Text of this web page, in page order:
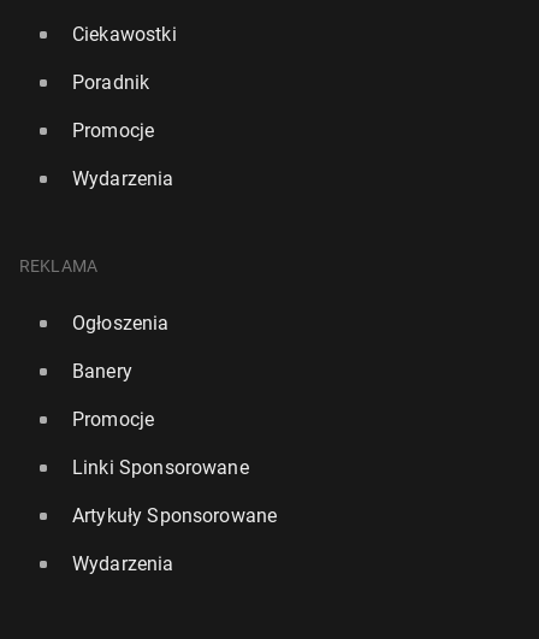
Ciekawostki
Poradnik
Promocje
Wydarzenia
REKLAMA
Ogłoszenia
Banery
Promocje
Linki Sponsorowane
Artykuły Sponsorowane
Wydarzenia